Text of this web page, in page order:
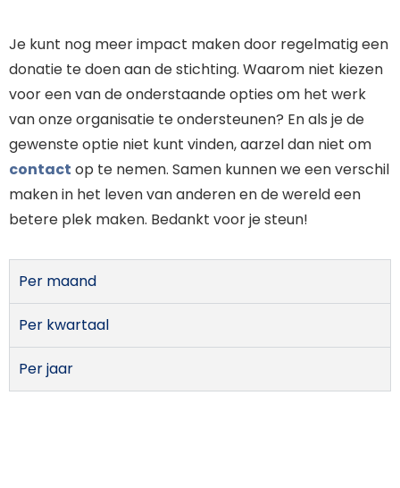
Je kunt nog meer impact maken door regelmatig een
donatie te doen aan de stichting. Waarom niet kiezen
voor een van de onderstaande opties om het werk
van onze organisatie te ondersteunen? En als je de
gewenste optie niet kunt vinden, aarzel dan niet om
contact op te nemen. Samen kunnen we een verschil
maken in het leven van anderen en de wereld een
betere plek maken. Bedankt voor je steun!
Per maand
Per kwartaal
Per jaar